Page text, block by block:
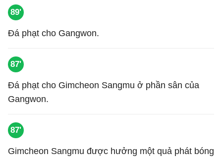
89'
Đá phạt cho Gangwon.
87'
Đá phạt cho Gimcheon Sangmu ở phần sân của
Gangwon.
87'
Gimcheon Sangmu được hưởng một quả phát bóng